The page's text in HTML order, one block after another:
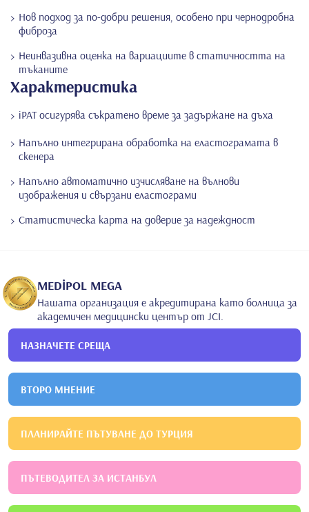
Нов подход за по-добри решения, особено при чернодробна
фиброза
Неинвазивна оценка на вариациите в статичността на
тъканите
Характеристика
iPAT осигурява съкратено време за задържане на дъха
Напълно интегрирана обработка на еластограмата в
скенера
Напълно автоматично изчисляване на вълнови
изображения и свързани еластограми
Статистическа карта на доверие за надеждност
MEDİPOL MEGA
Нашата организация е акредитирана като болница за
академичен медицински център от JCI.
НАЗНАЧЕТЕ СРЕЩА
ВТОРО МНЕНИЕ
ПЛАНИРАЙТЕ ПЪТУВАНЕ ДО ТУРЦИЯ
ПЪТЕВОДИТЕЛ ЗА ИСТАНБУЛ